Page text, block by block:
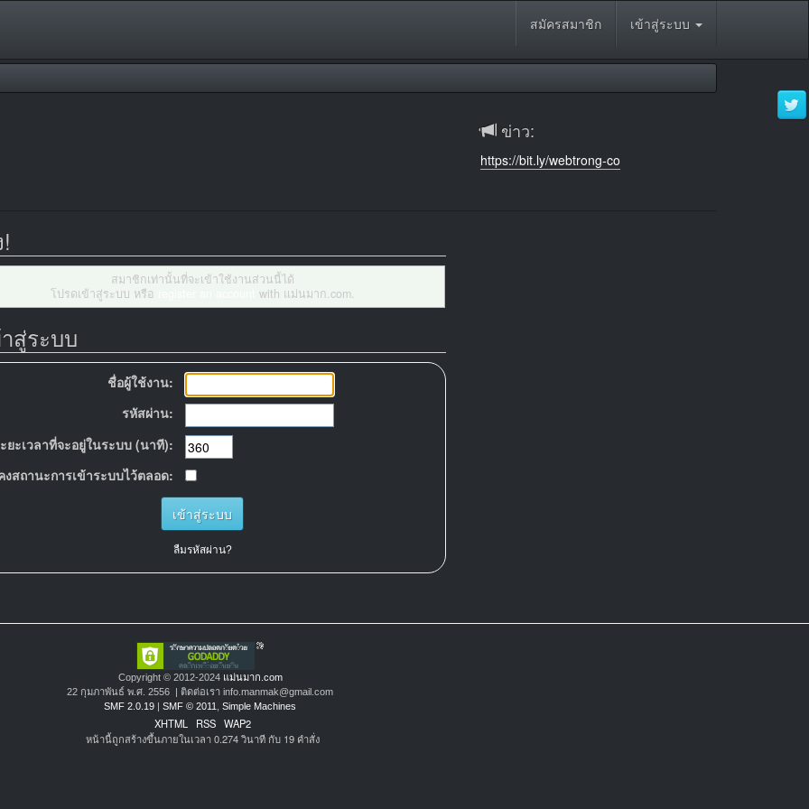
สมัครสมาชิก เข้าสู่ระบบ
ข่าว:
https://bit.ly/webtrong-co
สมาชิกเท่านั้นที่จะเข้าใช้งานส่วนนี้ได้
โปรดเข้าสู่ระบบ หรือ
with แม่นมาก.com.
สู่ระบบ
ชื่อผู้ใช้งาน:
รหัสผ่าน:
ยะเวลาที่จะอยู่ในระบบ (นาที):
งสถานะการเข้าระบบไว้ตลอด:
ลืมรหัสผ่าน?
Copyright © 2012-2024 แม่นมาก.com
22 กุมภาพันธ์ พ.ศ. 2556 | ติดต่อเรา info.manmak@gmail.com
SMF 2.0.19 | SMF © 2011 Simple Machines
XHTML RSS WAP2
หน้านี้ถูกสร้างขึ้นภายในเวลา 0.274 วินาที กับ 19 คำสั่ง